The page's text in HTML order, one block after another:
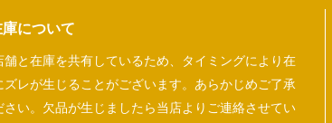
庫について
舗と在庫を共有しているため、タイミングにより在
ズレが生じることがございます。あらかじめご了承
さい。欠品が生じましたら当店よりご連絡させてい